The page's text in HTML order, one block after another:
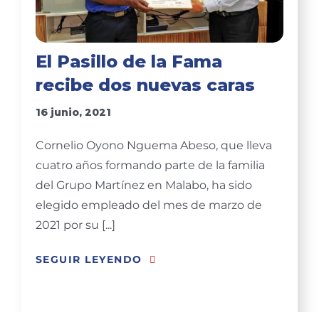
El Pasillo de la Fama
recibe dos nuevas caras
16 junio, 2021
Cornelio Oyono Nguema Abeso, que lleva
cuatro años formando parte de la familia
del Grupo Martínez en Malabo, ha sido
elegido empleado del mes de marzo de
2021 por su [...]
SEGUIR LEYENDO